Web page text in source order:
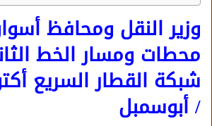
وزير النقل ومحافظ
محطات ومسار الخط
شبكة القطار السريع
/ أبوسمبل